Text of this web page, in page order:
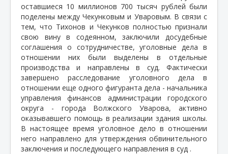
оставшиеся 10 миллионов 700 тысяч рублей были
поделены между Чекунковым и Уваровым. В связи с
тем, что Тихонов и Чекунков полностью признали
свою вину в содеянном, заключили досудебные
соглашения о сотрудничестве, уголовные дела в
отношении них были выделены в отдельные
производства и направлены в суд. Фактически
завершено расследование уголовного дела в
отношении еще одного фигуранта дела - начальника
управления финансов администрации городского
округа - города Волжского Уварова, активно
оказывавшего помощь в реализации здания школы.
В настоящее время уголовное дело в отношении
него направлено для утверждения обвинительного
заключения и последующего направления в суд .